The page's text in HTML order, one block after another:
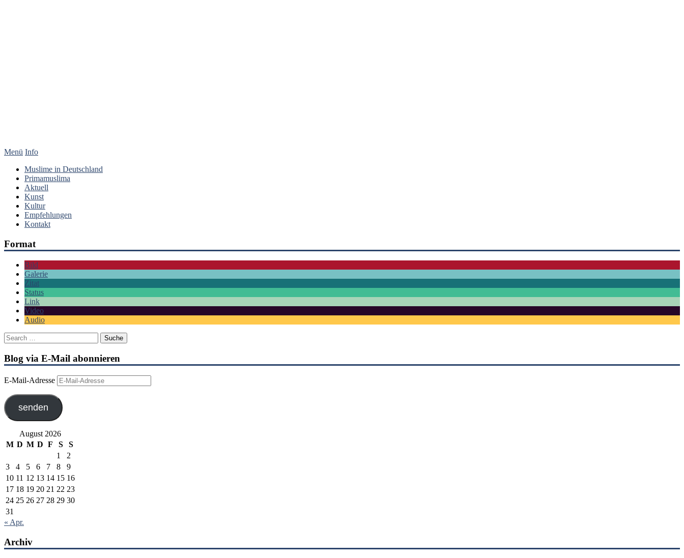
Menü Info
Muslime in Deutschland
Primamuslima
Aktuell
Kunst
Kultur
Empfehlungen
Kontakt
Format
Bild
Galerie
Zitat
Status
Link
Video
Audio
Blog via E-Mail abonnieren
E-Mail-Adresse
senden
August 2026
M D M D F S
S
1
2
3
4 5 6 7 8
9
10 11 12 13 14 15 16
17 18 19 20 21 22 23
24 25 26 27 28 29 30
31
« Apr.
Archiv